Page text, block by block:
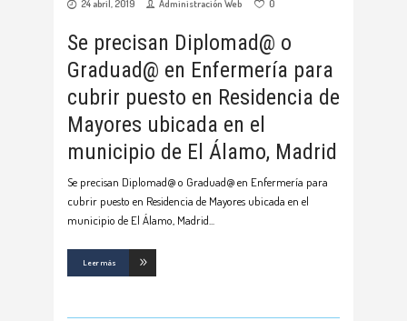
24 abril, 2019 Administración Web 0
Se precisan Diplomad@ o
Graduad@ en Enfermería para
cubrir puesto en Residencia de
Mayores ubicada en el
municipio de El Álamo, Madrid
Se precisan Diplomad@ o Graduad@ en Enfermería para
cubrir puesto en Residencia de Mayores ubicada en el
municipio de El Álamo, Madrid
Leer más